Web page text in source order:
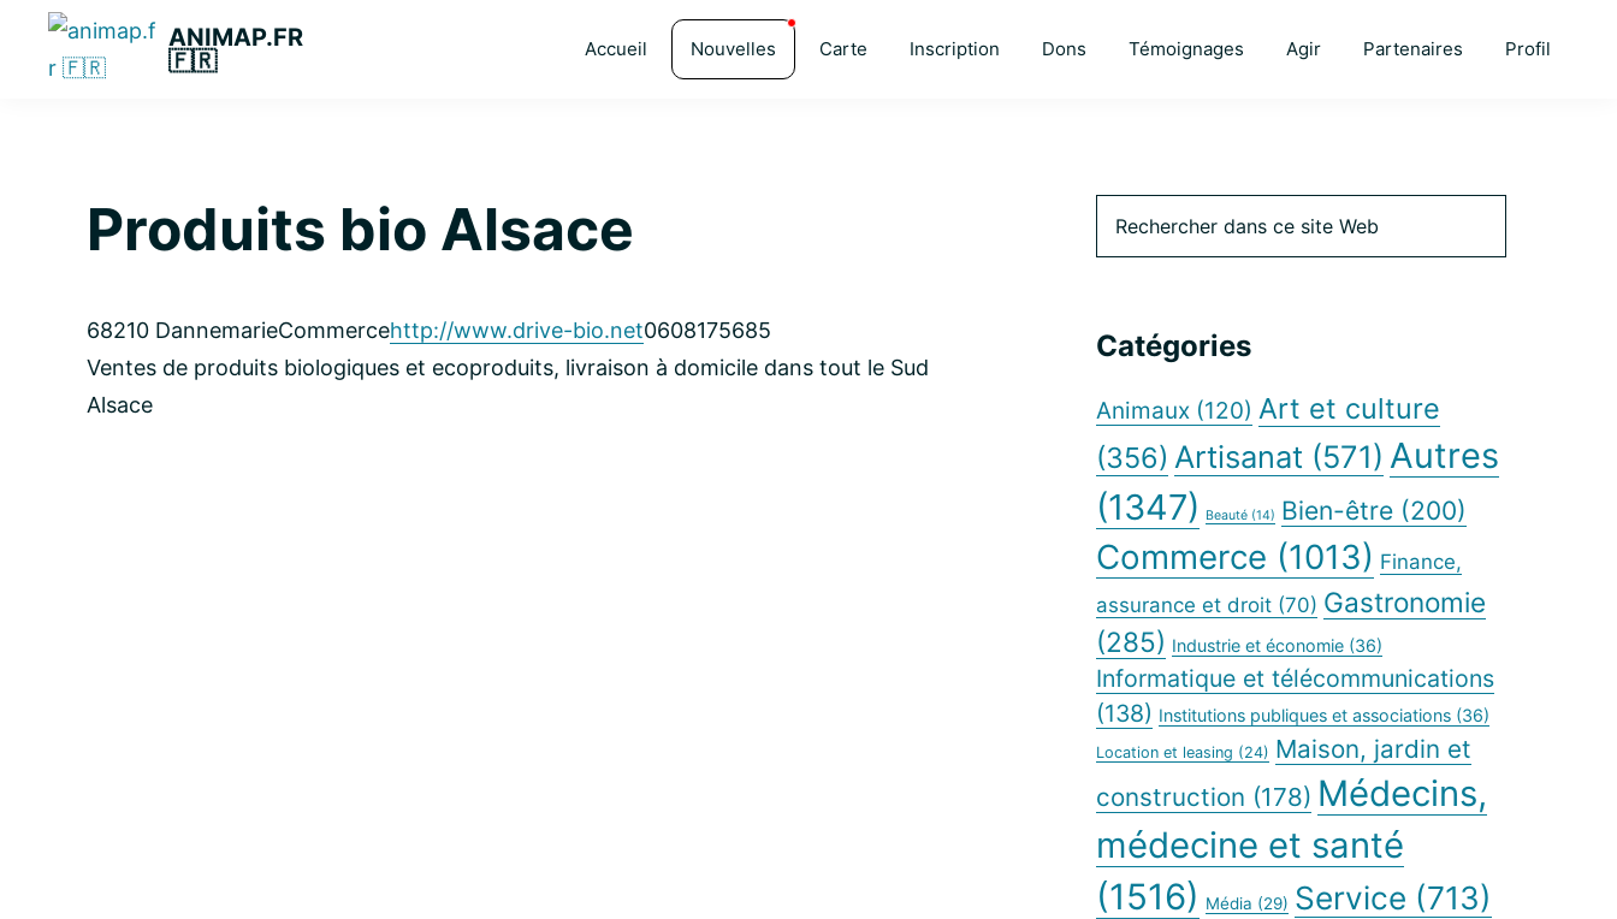
Passer
Passer
Passer
principale
ANIMAP.FR
🇫🇷
Accueil Nouvelles Carte Inscription Dons Témoignages Agir Partenaires Profil
Produits bio Alsace
68210 DannemarieCommercehttp://www.drive-bio.net0608175685
Ventes de produits biologiques et ecoproduits, livraison à domicile dans tout le Sud
Alsace
Barre
principale
dans
Catégories
Animaux (120) Art et culture
(356) Artisanat (571) Autres
(1347)
Beauté (14) Bien-être (200)
Commerce (1013) Finance,
assurance et droit (70) Gastronomie
(285) Industrie et économie (36)
Informatique et télécommunications
(138) Institutions publiques et associations (36)
Location et leasing (24) Maison, jardin et
construction (178) Médecins,
médecine et santé
(1516) Média (29) Service (713)